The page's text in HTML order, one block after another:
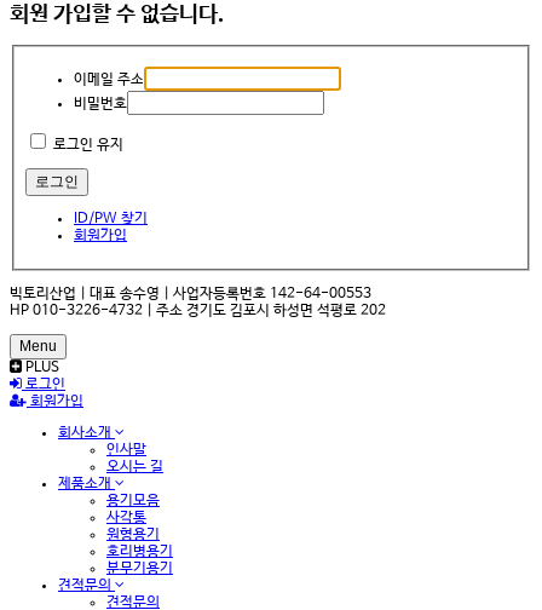
회원 가입할 수 없습니다.
이메일 주소
비밀번호
로그인 유지
ID/PW 찾기
회원가입
빅토리산업 | 대표 송수영 | 사업자등록번호 142-64-00553
HP 010-3226-4732 | 주소 경기도 김포시 하성면 석평로 202
Menu
PLUS
로그인
회원가입
회사소개
인사말
오시는 길
제품소개
용기모음
사각통
원형용기
호리병용기
분무기용기
견적문의
견적문의